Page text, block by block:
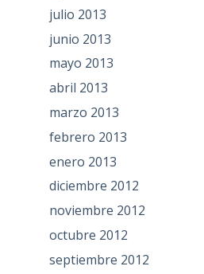
julio 2013
junio 2013
mayo 2013
abril 2013
marzo 2013
febrero 2013
enero 2013
diciembre 2012
noviembre 2012
octubre 2012
septiembre 2012